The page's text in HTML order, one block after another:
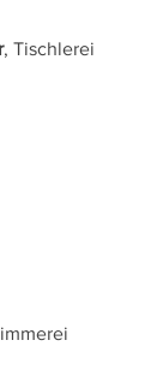
, Tischlerei